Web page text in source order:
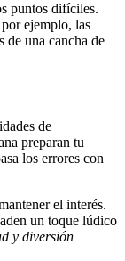
puntos difíciles.
ejemplo, las
de una cancha de
de
preparan tu
los errores con
el interés.
un toque lúdico
y diversión